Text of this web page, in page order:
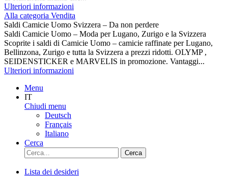
Ulteriori informazioni
Alla categoria Vendita
Saldi Camicie Uomo Svizzera – Da non perdere
Saldi Camicie Uomo – Moda per Lugano, Zurigo e la Svizzera
Scoprite i saldi di Camicie Uomo – camicie raffinate per Lugano,
Bellinzona, Zurigo e tutta la Svizzera a prezzi ridotti. OLYMP ,
SEIDENSTICKER e MARVELIS in promozione. Vantaggi...
Ulteriori informazioni
Menu
IT
Chiudi menu
Deutsch
Français
Italiano
Cerca
Cerca
Lista dei desideri